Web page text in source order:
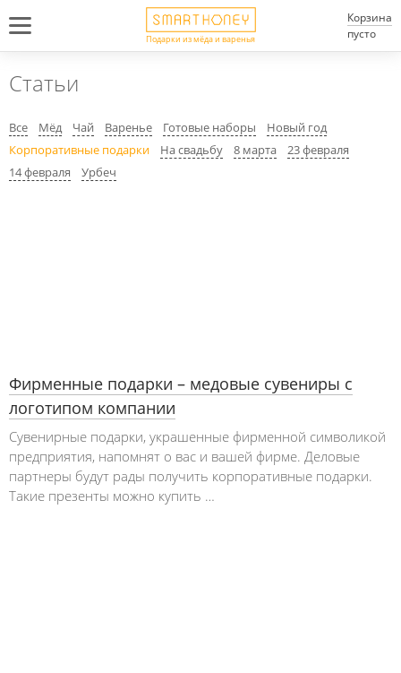
Подарки из мёда и варенья
Корзина
пусто
Статьи
Все Мёд Чай Варенье Готовые наборы
Новый год
Корпоративные подарки
На свадьбу 8 марта
23 февраля
14 февраля
Урбеч
Фирменные подарки – медовые сувениры с
логотипом компании
Сувенирные подарки, украшенные фирменной символикой
предприятия, напомнят о вас и вашей фирме. Деловые
партнеры будут рады получить корпоративные подарки.
Такие презенты можно купить …